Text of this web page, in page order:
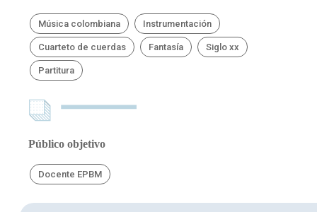
Música colombiana Instrumentación
Cuarteto de cuerdas Fantasía Siglo xx
Partitura
Público objetivo
Docente EPBM